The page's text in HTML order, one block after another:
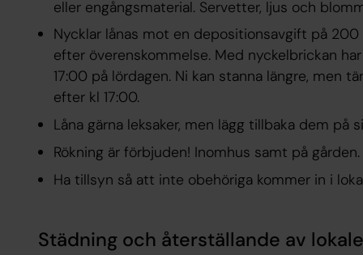
eller engångsmaterial. Servetter, ljus och
Nycklar lånas mot en depositionsavgift på
efter överenskommelse. Med nyckelbrickan
17:00 på lördagen. Ni kan stanna längre, men
efter kl 17:00.
Låna gärna leksaker, men lägg tillbaka dem på
Rökning är förbjuden! Inomhus samt på gården.
Ha tillsyn så att inte obehöriga kommer in i
Städning och återställande av